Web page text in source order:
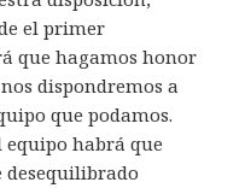
el primer
que hagamos honor
dispondremos a
que podamos.
equipo habrá que